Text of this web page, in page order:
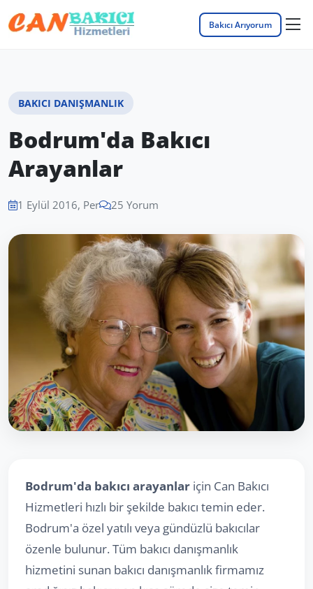
Bakıcı Arıyorum
BAKICI DANIŞMANLIK
Bodrum'da Bakıcı
Arayanlar
1 Eylül 2016, Per 25 Yorum
Bodrum'da bakıcı arayanlar için Can Bakıcı
Hizmetleri hızlı bir şekilde bakıcı temin eder.
Bodrum'a özel yatılı veya gündüzlü bakıcılar
özenle bulunur. Tüm bakıcı danışmanlık
hizmetini sunan bakıcı danışmanlık firmamız